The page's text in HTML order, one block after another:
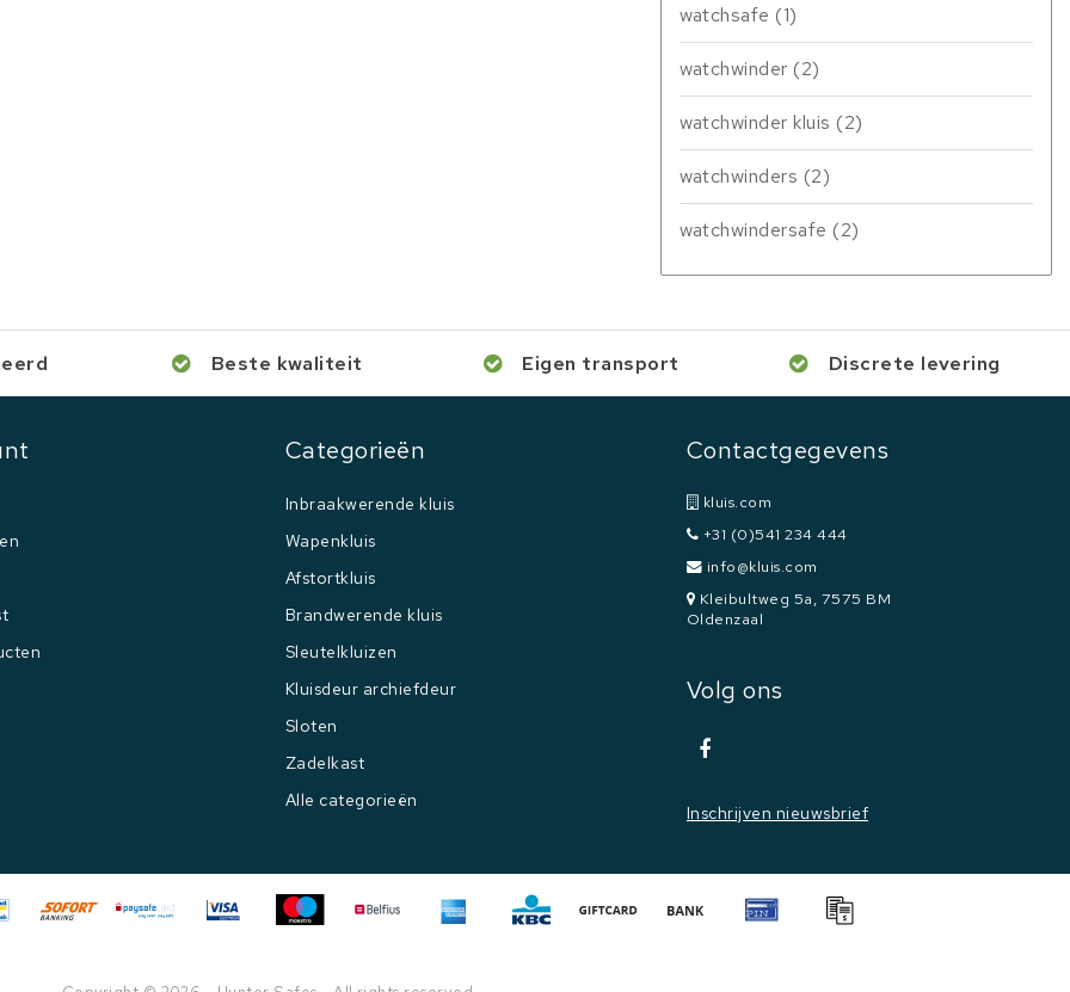
watchsafe (1)
watchwinder (2)
watchwinder kluis (2)
watchwinders (2)
watchwindersafe (2)
Beste kwaliteit Eigen transport Discrete levering
Categorieën
Inbraakwerende kluis
Wapenkluis
Afstortkluis
Brandwerende kluis
Sleutelkluizen
Kluisdeur archiefdeur
Sloten
Zadelkast
Alle categorieën
Contactgegevens
kluis.com
+31 (0)541 234 444
info@kluis.com
Kleibultweg 5a, 7575 BM
Oldenzaal
Volg ons
Inschrijven nieuwsbrief